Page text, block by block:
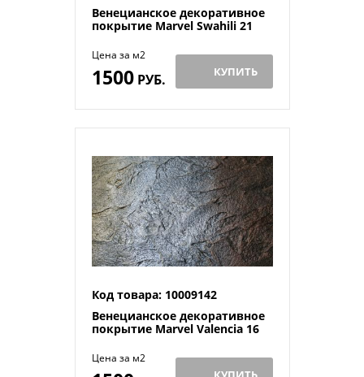
Венецианское декоративное
покрытие Marvel Swahili 21
Цена за м2
1500РУБ. КУПИТЬ
Код товара: 10009142
Венецианское декоративное
покрытие Marvel Valenсia 16
Цена за м2